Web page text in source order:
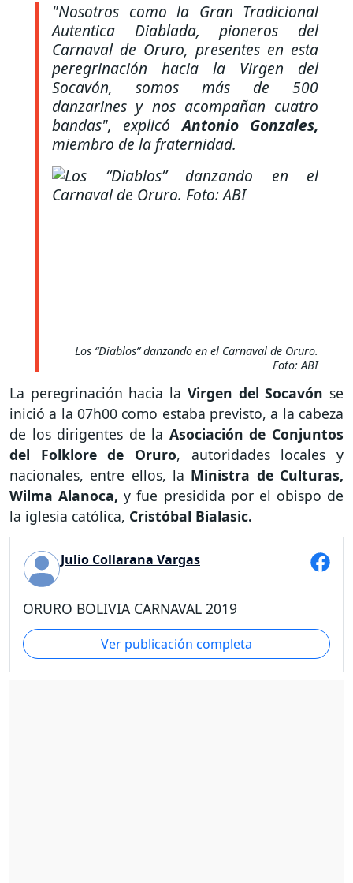
"Nosotros como la Gran Tradicional
Autentica Diablada, pioneros del
Carnaval de Oruro, presentes en esta
peregrinación hacia la Virgen del
Socavón, somos más de 500
danzarines y nos acompañan cuatro
bandas", explicóAntonio Gonzales,
miembro de la fraternidad.
Los “Diablos” danzando en el Carnaval de Oruro.
Foto: ABI
La peregrinación hacia la Virgen del Socavón se
inició a la 07h00 como estaba previsto, a la cabeza
de los dirigentes de la Asociación de Conjuntos
del Folklore de Oruro, autoridades locales y
nacionales, entre ellos, la Ministra de Culturas,
Wilma Alanoca, y fue presidida por el obispo de
la iglesia católica, Cristóbal Bialasic.
Julio Collarana Vargas
ORURO BOLIVIA CARNAVAL 2019
Ver publicación completa